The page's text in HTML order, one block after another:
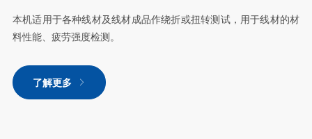
本机适用于各种线材及线材成品作绕折或扭转测试，用于线材的材
料性能、疲劳强度检测。
了解更多